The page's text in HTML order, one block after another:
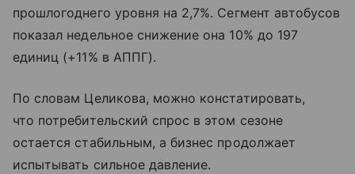
прошлогоднего уровня на 2,7%. Сегмент автобусов
показал недельное снижение она 10% до 197
единиц (+11% в АППГ).
По словам Целикова, можно констатировать,
что потребительский спрос в этом сезоне
остается стабильным, а бизнес продолжает
испытывать сильное давление.